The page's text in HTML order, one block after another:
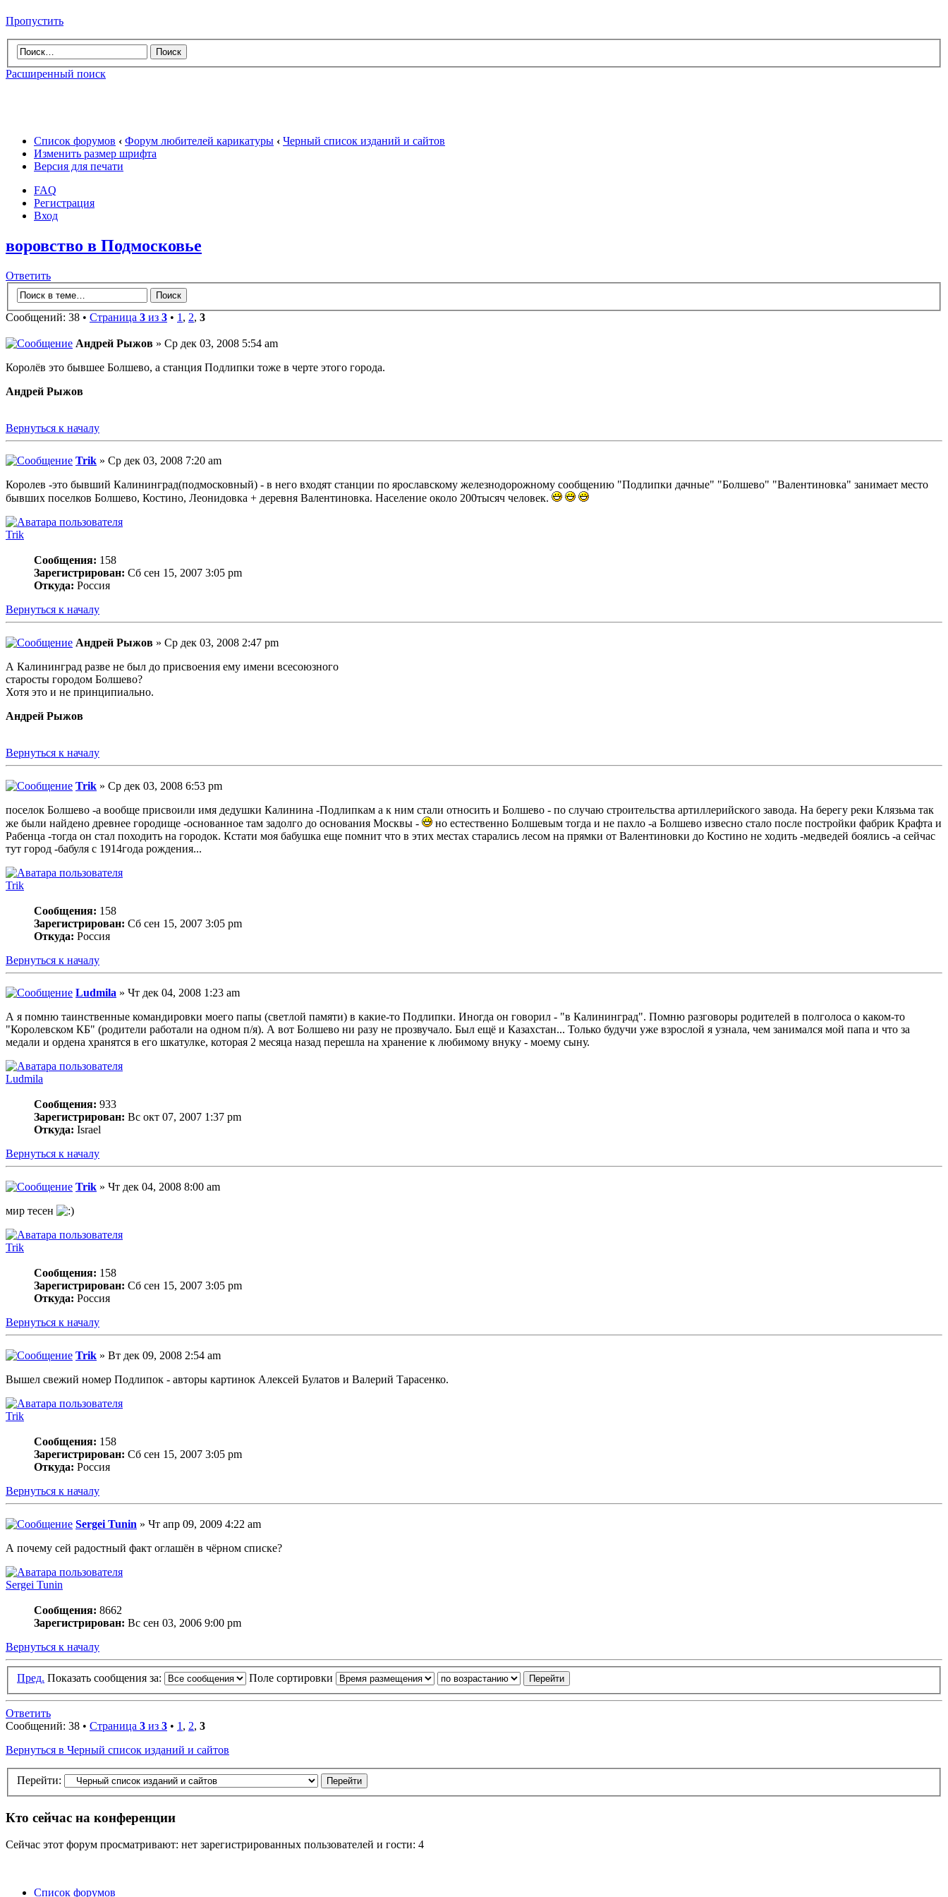
Пропустить
Расширенный поиск
Список форумов ‹ Форум любителей карикатуры ‹ Черный список изданий и сайтов
Изменить размер шрифта
Версия для печати
FAQ
Регистрация
Вход
воровство в Подмосковье
Ответить
Сообщений: 38 • Страница 3 из 3 • 1 , 2, 3
Андрей Рыжов » Ср дек 03, 2008 5:54 am
Королёв это бывшее Болшево, а станция Подлипки тоже в черте этого города.
Андрей Рыжов
Вернуться к началу
Trik » Ср дек 03, 2008 7:20 am
Королев -это бывший Калининград(подмосковный) - в него входят станции по ярославскому железнодорожному сообщению "Подлипки дачные" "Болшево" "Валентиновка" занимает место
бывших поселков Болшево, Костино, Леонидовка + деревня Валентиновка. Население около 200тысяч человек.
Trik
Сообщения: 158
Зарегистрирован: Сб сен 15, 2007 3:05 pm
Откуда: Россия
Вернуться к началу
Андрей Рыжов » Ср дек 03, 2008 2:47 pm
А Калининград разве не был до присвоения ему имени всесоюзного
старосты городом Болшево?
Хотя это и не принципиально.
Андрей Рыжов
Вернуться к началу
Trik » Ср дек 03, 2008 6:53 pm
поселок Болшево -а вообще присвоили имя дедушки Калинина -Подлипкам а к ним стали относить и Болшево - по случаю строительства артиллерийского завода. На берегу реки Клязьма так
же были найдено древнее городище -основанное там задолго до основания Москвы -
но естественно Болшевым тогда и не пахло -а Болшево извесно стало после постройки фабрик Крафта и
Рабенца -тогда он стал походить на городок. Кстати моя бабушка еще помнит что в этих местах старались лесом на прямки от Валентиновки до Костино не ходить -медведей боялись -а сейчас
тут город -бабуля с 1914года рождения...
Trik
Сообщения: 158
Зарегистрирован: Сб сен 15, 2007 3:05 pm
Откуда: Россия
Вернуться к началу
Ludmila » Чт дек 04, 2008 1:23 am
А я помню таинственные командировки моего папы (светлой памяти) в какие-то Подлипки. Иногда он говорил - "в Калининград". Помню разговоры родителей в полголоса о каком-то
"Королевском КБ" (родители работали на одном п/я). А вот Болшево ни разу не прозвучало. Был ещё и Казахстан... Только будучи уже взрослой я узнала, чем занимался мой папа и что за
медали и ордена хранятся в его шкатулке, которая 2 месяца назад перешла на хранение к любимому внуку - моему сыну.
Ludmila
Сообщения: 933
Зарегистрирован: Вс окт 07, 2007 1:37 pm
Откуда: Israel
Вернуться к началу
Trik » Чт дек 04, 2008 8:00 am
мир тесен
Trik
Сообщения: 158
Зарегистрирован: Сб сен 15, 2007 3:05 pm
Откуда: Россия
Вернуться к началу
Trik » Вт дек 09, 2008 2:54 am
Вышел свежий номер Подлипок - авторы картинок Алексей Булатов и Валерий Тарасенко.
Trik
Сообщения: 158
Зарегистрирован: Сб сен 15, 2007 3:05 pm
Откуда: Россия
Вернуться к началу
Sergei Tunin » Чт апр 09, 2009 4:22 am
А почему сей радостный факт оглашён в чёрном списке?
Sergei Tunin
Сообщения: 8662
Зарегистрирован: Вс сен 03, 2006 9:00 pm
Вернуться к началу
Пред. Показать сообщения за: Поле сортировки
Ответить
Сообщений: 38 • Страница 3 из 3 • 1 , 2, 3
Вернуться в Черный список изданий и сайтов
Перейти:
Кто сейчас на конференции
Сейчас этот форум просматривают: нет зарегистрированных пользователей и гости: 4
Список форумов